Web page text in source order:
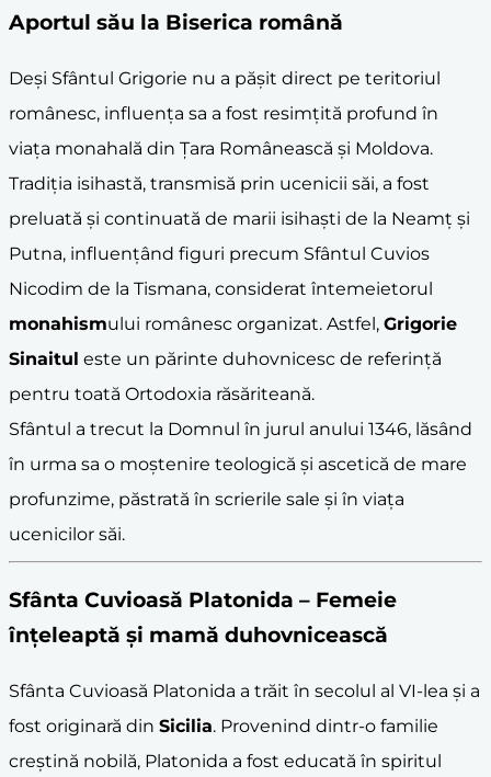
Aportul său la Biserica română
Deși Sfântul Grigorie nu a pășit direct pe teritoriul
românesc, influența sa a fost resimțită profund în
viața monahală din Țara Românească și Moldova.
Tradiția isihastă, transmisă prin ucenicii săi, a fost
preluată și continuată de marii isihaști de la Neamț și
Putna, influențând figuri precum Sfântul Cuvios
Nicodim de la Tismana, considerat întemeietorul
monahismului românesc organizat. Astfel, Grigorie
Sinaitul este un părinte duhovnicesc de referință
pentru toată Ortodoxia răsăriteană.
Sfântul a trecut la Domnul în jurul anului 1346, lăsând
în urma sa o moștenire teologică și ascetică de mare
profunzime, păstrată în scrierile sale și în viața
ucenicilor săi.
Sfânta Cuvioasă Platonida – Femeie
înțeleaptă și mamă duhovnicească
Sfânta Cuvioasă Platonida a trăit în secolul al VI-lea și a
fost originară din Sicilia. Provenind dintr-o familie
creștină nobilă, Platonida a fost educată în spiritul